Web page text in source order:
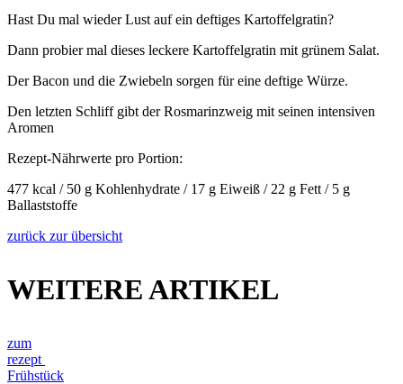
Hast Du mal wieder Lust auf ein deftiges Kartoffelgratin?
Dann probier mal dieses leckere Kartoffelgratin mit grünem Salat.
Der Bacon und die Zwiebeln sorgen für eine deftige Würze.
Den letzten Schliff gibt der Rosmarinzweig mit seinen intensiven
Aromen
Rezept-Nährwerte pro Portion:
477 kcal / 50 g Kohlenhydrate / 17 g Eiweiß / 22 g Fett / 5 g
Ballaststoffe
zurück zur übersicht
WEITERE ARTIKEL
zum
rezept
Frühstück